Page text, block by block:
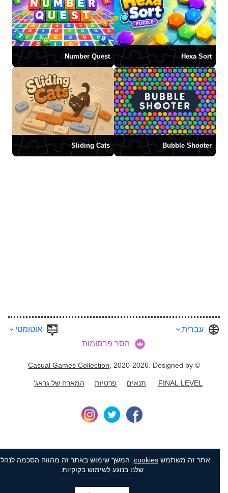
Hexa Sort
Number Quest
Bubble Shooter
Sliding Cats
עברית
אוטומטי
הסר פרסומות
Casual Games Collection, 2020-2026. Designed by
FINAL LEVEL
. תנאים פרטיות המארח של גראג'
אתר זה משתמשcookies. המשך שימוש באתר זה מהווה הסכמה לנהלים
שלנו בנוגע לשימוש בקוקיות.